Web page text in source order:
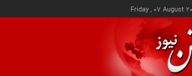
Friday , 07 August